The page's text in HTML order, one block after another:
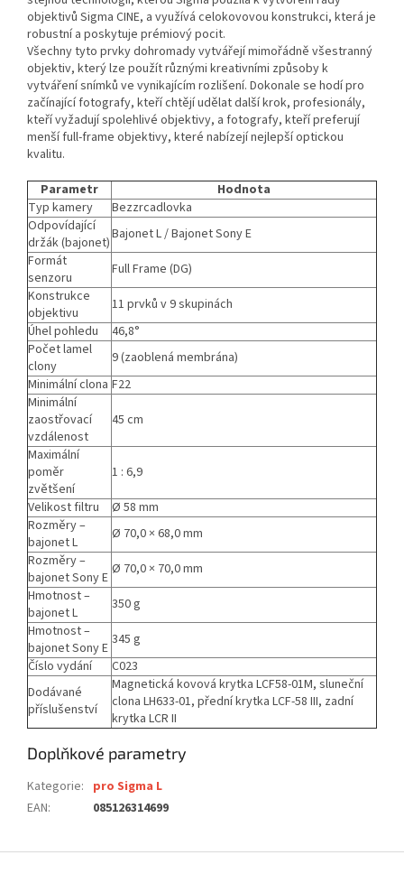
objektivů Sigma CINE, a využívá celokovovou konstrukci, která je
robustní a poskytuje prémiový pocit.
Všechny tyto prvky dohromady vytvářejí mimořádně všestranný
objektiv, který lze použít různými kreativními způsoby k
vytváření snímků ve vynikajícím rozlišení. Dokonale se hodí pro
začínající fotografy, kteří chtějí udělat další krok, profesionály,
kteří vyžadují spolehlivé objektivy, a fotografy, kteří preferují
menší full-frame objektivy, které nabízejí nejlepší optickou
kvalitu.
Parametr
Hodnota
Typ kamery
Bezzrcadlovka
Odpovídající
držák (bajonet)Bajonet L / Bajonet Sony E
Formát
senzoru
Full Frame (DG)
Konstrukce
objektivu
11 prvků v 9 skupinách
Úhel pohledu
46,8°
Počet lamel
clony
9 (zaoblená membrána)
Minimální clona F22
Minimální
zaostřovací
vzdálenost
45 cm
Maximální
poměr
zvětšení
1 : 6,9
Velikost filtru
Ø 58 mm
Rozměry –
bajonet L
Ø 70,0 × 68,0 mm
Rozměry –
bajonet Sony E Ø 70,0 × 70,0 mm
Hmotnost –
bajonet L
350 g
Hmotnost –
bajonet Sony E 345 g
Číslo vydání
C023
Dodávané
příslušenství
Magnetická kovová krytka LCF58-01M, sluneční
clona LH633-01, přední krytka LCF-58 III, zadní
krytka LCR II
Doplňkové parametry
Kategorie: pro Sigma L
EAN: 085126314699